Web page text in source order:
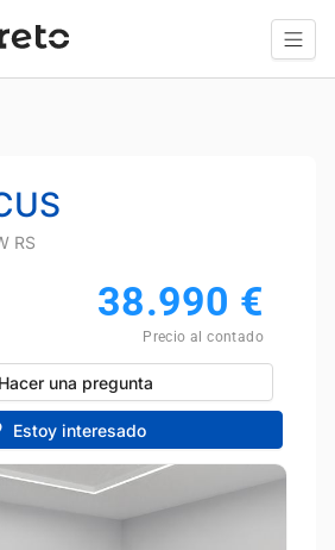
RS
38.990 €
Precio al contado
Hacer una pregunta
Estoy interesado